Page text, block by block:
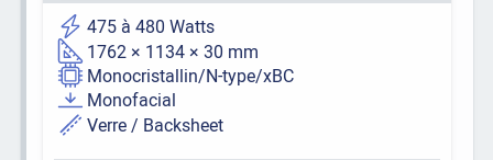
475 à 480 Watts
1762 × 1134 × 30 mm
Monocristallin/N-type/xBC
Monofacial
Verre / Backsheet